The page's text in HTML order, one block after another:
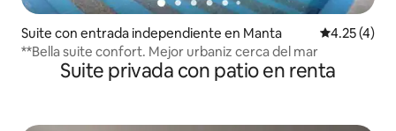
Suite con entrada independiente en Manta Calificación
4.25 (4)
**Bella suite confort. Mejor urbaniz cerca del mar
Suite privada con patio en renta